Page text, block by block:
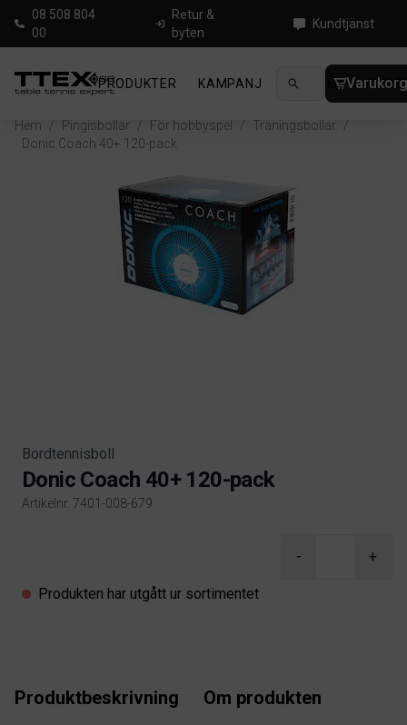
08 508 804
00
Retur &
byten
Kundtjänst
PRODUKTER KAMPANJ NYHETER
Hem / Pingisbollar / För hobbyspel / Träningsbollar
/
Donic Coach 40+ 120-pack
Bordtennisboll
Donic Coach 40+ 120-pack
Artikelnr. 7401-008-679
- +
Produkten har utgått ur sortimentet
Produktbeskrivning Om produkten